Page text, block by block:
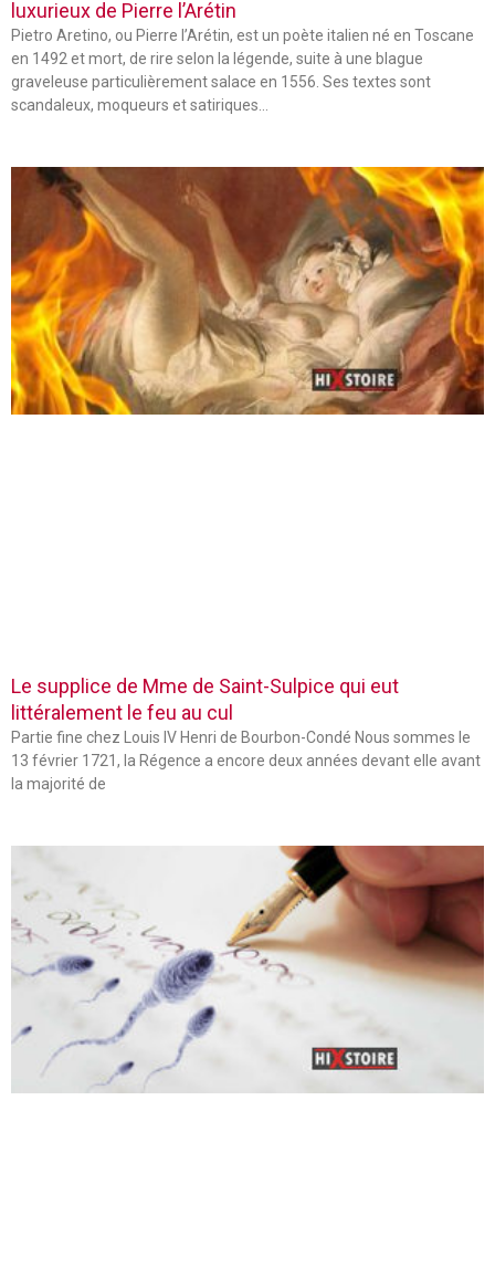
luxurieux de Pierre l’Arétin
Pietro Aretino, ou Pierre l’Arétin, est un poète italien né en Toscane
en 1492 et mort, de rire selon la légende, suite à une blague
graveleuse particulièrement salace en 1556. Ses textes sont
scandaleux, moqueurs et satiriques…
Le supplice de Mme de Saint-Sulpice qui eut
littéralement le feu au cul
Partie fine chez Louis IV Henri de Bourbon-Condé Nous sommes le
13 février 1721, la Régence a encore deux années devant elle avant
la majorité de